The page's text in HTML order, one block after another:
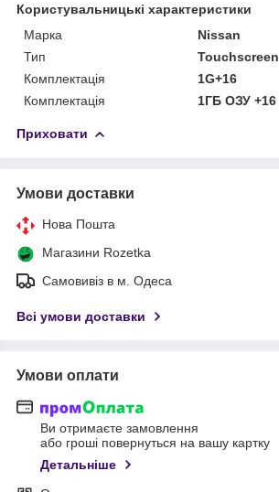
Користувальницькі характеристики
Марка
Nissan
Тип
Touchscreen
Комплектація
1G+16
Комплектація
1ГБ ОЗУ +16
Приховати
Умови доставки
Нова Пошта
Магазини Rozetka
Самовивіз в м. Одеса
Всі умови доставки
Умови оплати
Ви отримаєте замовлення
або гроші повернуться на вашу картку
Детальніше